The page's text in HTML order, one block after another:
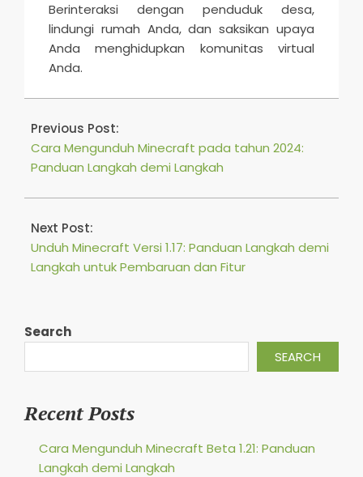
Berinteraksi dengan penduduk desa,
lindungi rumah Anda, dan saksikan upaya
Anda menghidupkan komunitas virtual
Anda.
2026-
18
Previous Post:
Cara Mengunduh Minecraft pada tahun 2024:
Panduan Langkah demi Langkah
Next Post:
Unduh Minecraft Versi 1.17: Panduan Langkah demi
Langkah untuk Pembaruan dan Fitur
Search
SEARCH
Recent Posts
Cara Mengunduh Minecraft Beta 1.21: Panduan
Langkah demi Langkah